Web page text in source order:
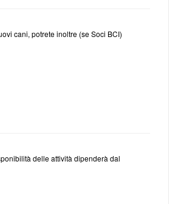
cani, potrete inoltre (se Soci BCI)
delle attività dipenderà dal